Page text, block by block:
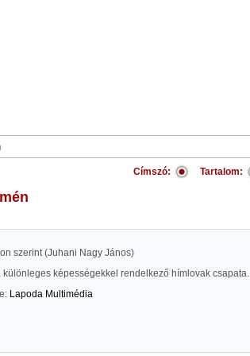
Címszó: Tartalom:
szerint (Juhani Nagy János)
különleges képességekkel rendelkező hímlovak csapata.
Lapoda Multimédia